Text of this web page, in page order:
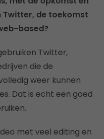
de toekomst
based?
Twitter,
die de
weer kunnen
Dat is echt een goed
met veel editing en